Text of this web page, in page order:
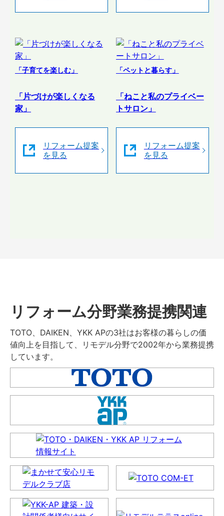
「子育てを楽しむ」
「片づけが楽しくなる
家」
リフォーム提案
を見る
「ペットと暮らす」
「ねこと私のプライベー
トサロン」
リフォーム提案
を見る
リフォーム分野業務提携関連
TOTO、DAIKEN、YKK APの3社はお客様の暮らしの価
値向上を目指して、リモデル分野で2002年から業務提携
しています。